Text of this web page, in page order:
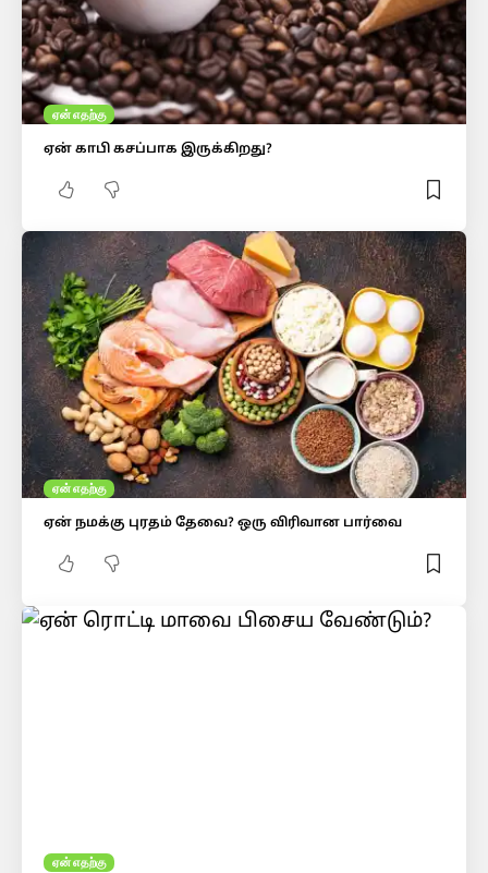
ஏன் எதற்கு
ஏன் காபி கசப்பாக இருக்கிறது?
ஏன் எதற்கு
ஏன் நமக்கு புரதம் தேவை? ஒரு விரிவான பார்வை
ஏன் எதற்கு